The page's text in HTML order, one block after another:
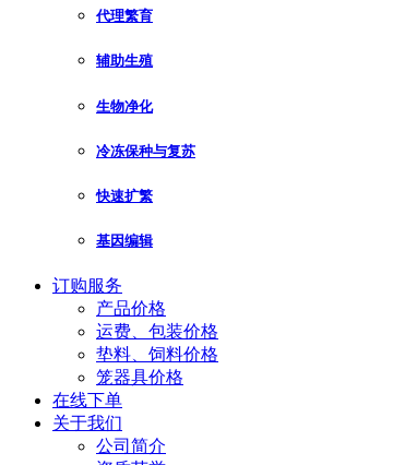
代理繁育
辅助生殖
生物净化
冷冻保种与复苏
快速扩繁
基因编辑
订购服务
产品价格
运费、包装价格
垫料、饲料价格
笼器具价格
在线下单
关于我们
公司简介